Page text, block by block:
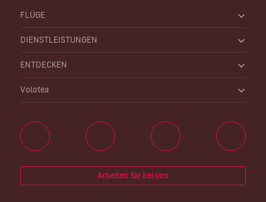
FLÜGE
DIENSTLEISTUNGEN
ENTDECKEN
Volotea
Arbeiten Sie bei uns